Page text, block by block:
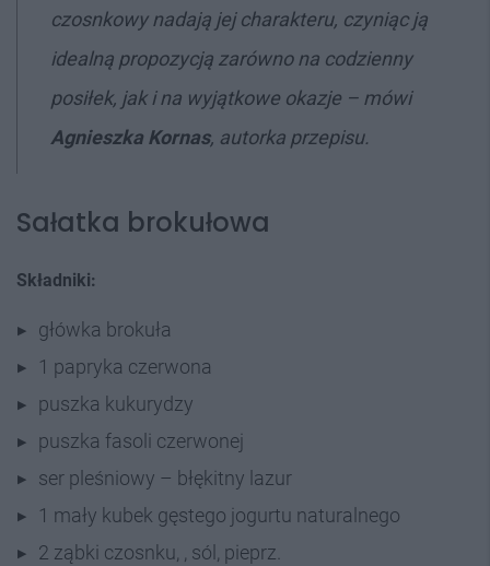
czosnkowy nadają jej charakteru, czyniąc ją
idealną propozycją zarówno na codzienny
posiłek, jak i na wyjątkowe okazje – mówi
Agnieszka Kornas, autorka przepisu.
Sałatka brokułowa
Składniki:
główka brokuła
1 papryka czerwona
puszka kukurydzy
puszka fasoli czerwonej
ser pleśniowy – błękitny lazur
1 mały kubek gęstego jogurtu naturalnego
2 ząbki czosnku, , sól, pieprz.